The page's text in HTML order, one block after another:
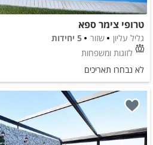
טרופי צימר ספא
גליל עליון שזור
5 יחידות
לזוגות ומשפחות
לא נבחרו תאריכים